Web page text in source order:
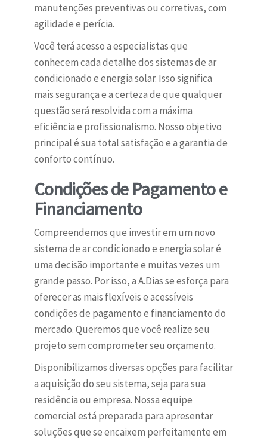
manutenções preventivas ou corretivas, com
agilidade e perícia.
Você terá acesso a especialistas que
conhecem cada detalhe dos sistemas de ar
condicionado e energia solar. Isso significa
mais segurança e a certeza de que qualquer
questão será resolvida com a máxima
eficiência e profissionalismo. Nosso objetivo
principal é sua total satisfação e a garantia de
conforto contínuo.
Condições de Pagamento e
Financiamento
Compreendemos que investir em um novo
sistema de ar condicionado e energia solar é
uma decisão importante e muitas vezes um
grande passo. Por isso, a A.Dias se esforça para
oferecer as mais flexíveis e acessíveis
condições de pagamento e financiamento do
mercado. Queremos que você realize seu
projeto sem comprometer seu orçamento.
Disponibilizamos diversas opções para facilitar
a aquisição do seu sistema, seja para sua
residência ou empresa. Nossa equipe
comercial está preparada para apresentar
soluções que se encaixem perfeitamente em